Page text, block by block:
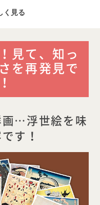
く見る
見て、知っ
を再発見で
画…浮世絵を味
す！